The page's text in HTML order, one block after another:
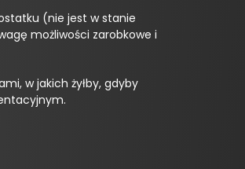
(nie jest w stanie
możliwości zarobkowe i
w jakich żyłby, gdyby